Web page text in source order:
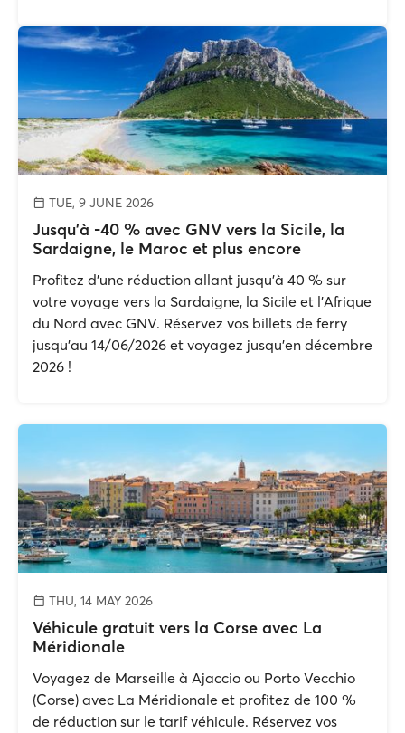
TUE, 9 JUNE 2026
Jusqu'à -40 % avec GNV vers la Sicile, la
Sardaigne, le Maroc et plus encore
Profitez d'une réduction allant jusqu'à 40 % sur
votre voyage vers la Sardaigne, la Sicile et l'Afrique
du Nord avec GNV. Réservez vos billets de ferry
jusqu'au 14/06/2026 et voyagez jusqu'en décembre
2026 !
THU, 14 MAY 2026
Véhicule gratuit vers la Corse avec La
Méridionale
Voyagez de Marseille à Ajaccio ou Porto Vecchio
(Corse) avec La Méridionale et profitez de 100 %
de réduction sur le tarif véhicule. Réservez vos